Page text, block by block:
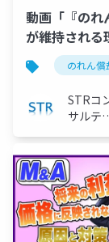
動画「『のれ
が維持される
M&Aの公認
かりやすく解
投影したスラ
のれん償
STRコ
サルテ